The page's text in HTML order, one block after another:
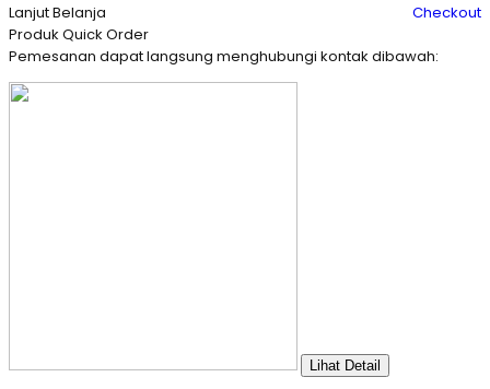
Lanjut Belanja
Checkout
Produk Quick Order
Pemesanan dapat langsung menghubungi kontak dibawah:
Lihat Detail